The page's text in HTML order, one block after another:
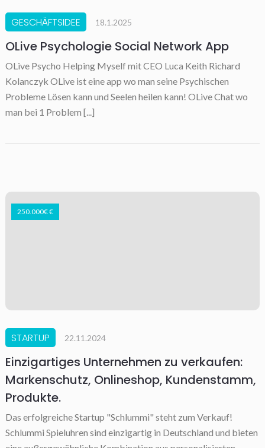
GESCHÄFTSIDEE 18.1.2025
OLive Psychologie Social Network App
OLive Psycho Helping Myself mit CEO Luca Keith Richard
Kolanczyk OLive ist eine app wo man seine Psychischen
Probleme Lösen kann und Seelen heilen kann! OLive Chat wo
man bei 1 Problem [...]
250.000€ €
STARTUP 22.11.2024
Einzigartiges Unternehmen zu verkaufen:
Markenschutz, Onlineshop, Kundenstamm,
Produkte.
Das erfolgreiche Startup "Schlummi" steht zum Verkauf!
Schlummi Spieluhren sind einzigartig in Deutschland und bieten